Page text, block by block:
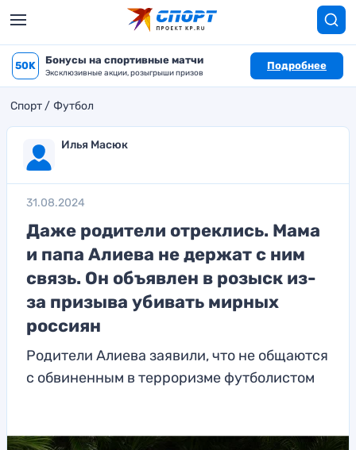
50K Бонусы на спортивные матчи
Эксклюзивные акции, розыгрыши призов
Подробнее
Спорт Футбол
Илья Масюк
31.08.2024
Даже родители отреклись. Мама
и папа Алиева не держат с ним
связь. Он объявлен в розыск из-
за призыва убивать мирных
россиян
Родители Алиева заявили, что не общаются
с обвиненным в терроризме футболистом